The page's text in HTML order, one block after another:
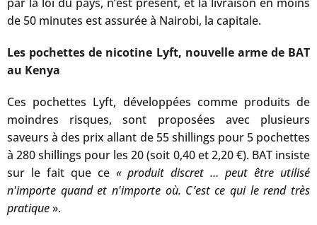
de 50 minutes est assurée à Nairobi, la capitale.
Les pochettes de nicotine Lyft, nouvelle arme de BAT
au Kenya
Ces pochettes Lyft, développées comme produits de
moindres risques, sont proposées avec plusieurs
saveurs à des prix allant de 55 shillings pour 5 pochettes
à 280 shillings pour les 20 (soit 0,40 et 2,20 €). BAT insiste
sur le fait que ce « produit discret … peut être utilisé
n'importe quand et n'importe où. C’est ce qui le rend très
pratique».